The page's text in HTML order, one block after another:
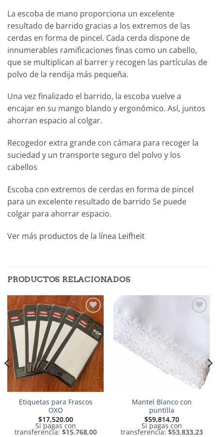
La escoba de mano proporciona un excelente
resultado de barrido gracias a los extremos de las
cerdas en forma de pincel. Cada cerda dispone de
innumerables ramificaciones finas como un cabello,
que se multiplican al barrer y recogen las partículas de
polvo de la rendija más pequeña.
Una vez finalizado el barrido, la escoba vuelve a
encajar en su mango blando y ergonómico. Así, juntos
ahorran espacio al colgar.
Recogedor extra grande con cámara para recoger la
suciedad y un transporte seguro del polvo y los
cabellos
Escoba con extremos de cerdas en forma de pincel
para un excelente resultado de barrido Se puede
colgar para ahorrar espacio.
Ver más productos de la línea Leifheit
PRODUCTOS RELACIONADOS
Añadir
a la
lista de
deseos
Etiquetas para Frascos
OXO
$17,520.00
Si pagas con
transferencia: $15.768,00
Mantel Blanco con
puntilla
$59,814.70
Si pagas con
transferencia: $53.833,23